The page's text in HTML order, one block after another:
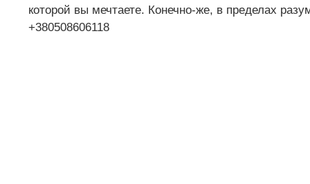
которой вы мечтаете. Конечно-же, в пределах
+380508606118